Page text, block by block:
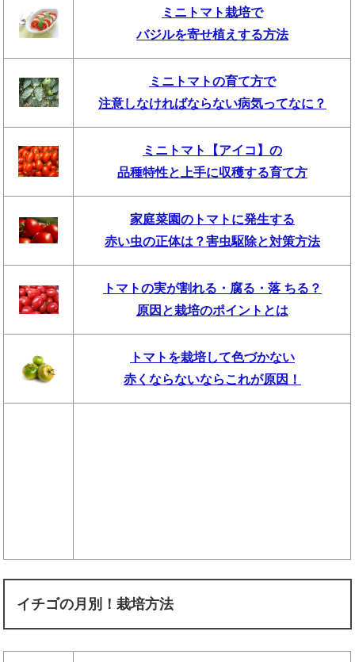
ミニトマト栽培で
バジルを寄せ植えする方法
ミニトマトの育て方で
注意しなければならない病気ってなに？
ミニトマト【アイコ】の
品種特性と上手に収穫する育て方
家庭菜園のトマトに発生する
赤い虫の正体は？害虫駆除と対策方法
トマトの実が割れる・腐る・落 ちる？
原因と栽培のポイントとは
トマトを栽培して色づかない
赤くならないならこれが原因！
イチゴの月別！栽培方法